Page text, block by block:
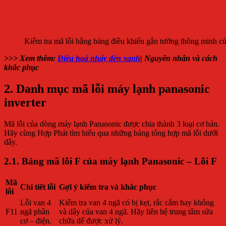
Kiểm tra mã lỗi bằng bảng điều khiển gắn tường thông minh
>>> Xem thêm: Điều hoà nháy đèn xanh| Nguyên nhân và cách
khắc phục
2. Danh mục mã lỗi máy lạnh panasonic
inverter
Mã lỗi của dòng máy lạnh Panasonic được chia thành 3 loại cơ bản.
Hãy cùng Hợp Phát tìm hiểu qua những bảng tổng hợp mã lỗi dưới
đây.
2.1. Bảng mã lỗi F của máy lạnh Panasonic – Lỗi F
Mã
lỗi
Chi tiết lỗi Gợi ý kiểm tra và khắc phục
F11
Lỗi van 4
ngã phần
cơ – điện.
Kiểm tra van 4 ngã có bị kẹt, rắc cắm hay không
và dây của van 4 ngã. Hãy liên hệ trung tâm sửa
chữa để được xử lý.